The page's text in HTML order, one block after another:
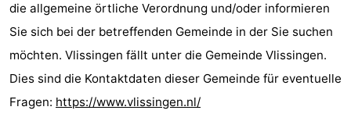
die allgemeine örtliche Verordnung und/oder informieren
Sie sich bei der betreffenden Gemeinde in der Sie suchen
möchten. Vlissingen fällt unter die Gemeinde Vlissingen.
Dies sind die Kontaktdaten dieser Gemeinde für eventuelle
Fragen: https://www.vlissingen.nl/